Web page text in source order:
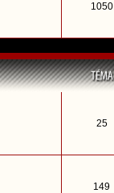
1050
25
149